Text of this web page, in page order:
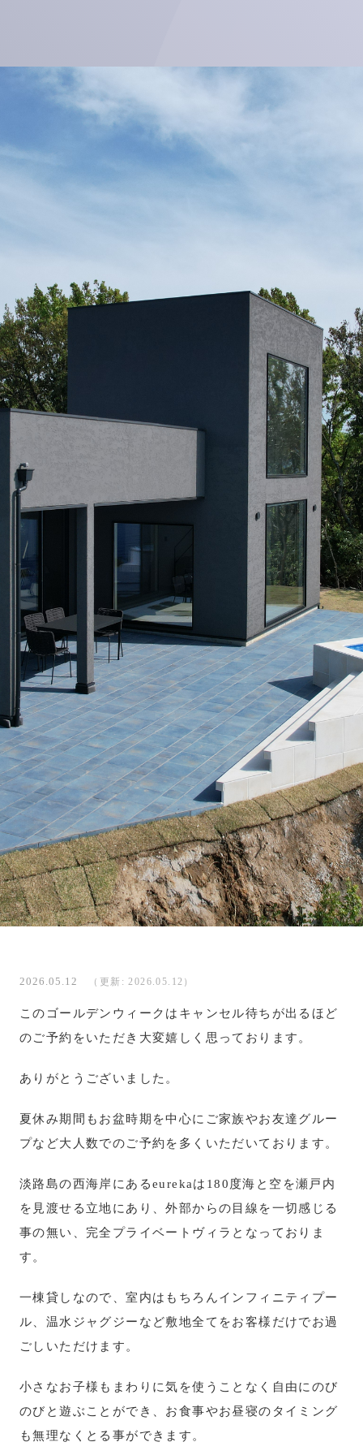
2026.05.12 （更新: 2026.05.12）
このゴールデンウィークはキャンセル待ちが出るほど
のご予約をいただき大変嬉しく思っております。
ありがとうございました。
夏休み期間もお盆時期を中心にご家族やお友達グルー
プなど大人数でのご予約を多くいただいております。
淡路島の西海岸にあるeurekaは180度海と空を瀬戸内
を見渡せる立地にあり、外部からの目線を一切感じる
事の無い、完全プライベートヴィラとなっておりま
す。
一棟貸しなので、室内はもちろんインフィニティプー
ル、温水ジャグジーなど敷地全てをお客様だけでお過
ごしいただけます。
小さなお子様もまわりに気を使うことなく自由にのび
のびと遊ぶことができ、お食事やお昼寝のタイミング
も無理なくとる事ができます。